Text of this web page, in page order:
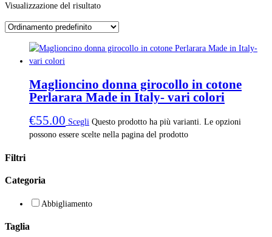
Visualizzazione del risultato
Maglioncino donna girocollo in cotone
Perlarara Made in Italy- vari colori
€55.00 Scegli Questo prodotto ha più varianti. Le opzioni
possono essere scelte nella pagina del prodotto
Filtri
Categoria
Abbigliamento
Taglia